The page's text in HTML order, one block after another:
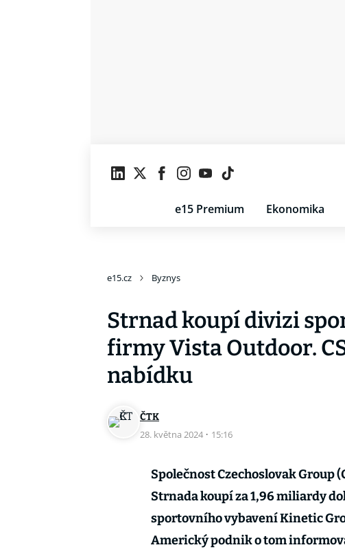
e15 Premium Ekonomika
e15.cz Byznys
Strnad koupí divizi
firmy Vista Outdoor.
nabídku
ČTK
28. května 2024 · 15:16
Společnost Czechoslovak Group
Strnada koupí za 1,96 miliardy
sportovního vybavení Kinetic
Americký podnik o tom